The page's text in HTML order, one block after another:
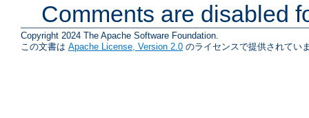
Comments are disabled
Copyright 2024 The Apache Software Foundation.
この文書は Apache License, Version 2.0 のライセンスで提供されてい